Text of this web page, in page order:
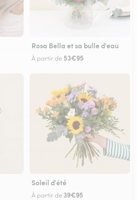
Rosa Bella et sa bulle d'eau
À partir de 53€95
Soleil d'été
À partir de 39€95